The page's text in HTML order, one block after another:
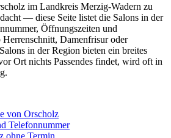
im Landkreis Merzig-Wadern zu
— diese Seite listet die Salons in der
Öffnungszeiten und
Damenfrisur oder
in der Region bieten ein breites
Ort nichts Passendes findet, wird oft in
von Orscholz
Telefonnummer
ohne Termin